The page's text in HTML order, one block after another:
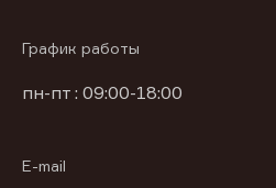
График работы
пн-пт : 09:00-18:00
E-mail